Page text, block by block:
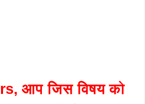
आप जिस विषय को